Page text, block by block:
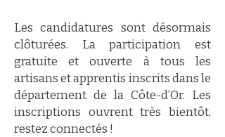
Les candidatures sont désormais
clôturées. La participation est
gratuite et ouverte à tous les
artisans et apprentis inscrits dans le
département de la Côte-d’Or. Les
inscriptions ouvrent très bientôt,
restez connectés !